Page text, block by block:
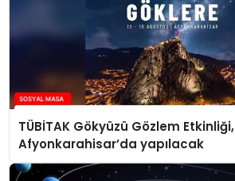
TÜBİTAK Gökyüzü Gözlem Etkinliği,
Afyonkarahisar’da yapılacak